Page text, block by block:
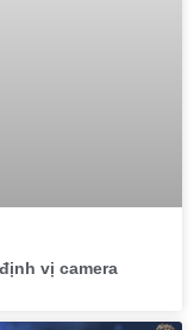
vị camera